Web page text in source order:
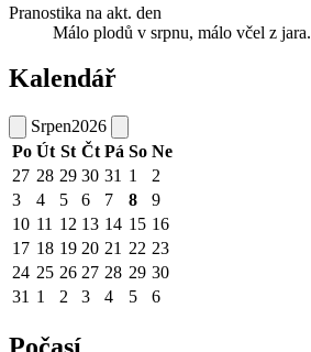
Pranostika na akt. den
Málo plodů v srpnu, málo včel z jara.
Kalendář
Srpen2026
Po Út St Čt Pá So Ne
27 28 29 30 31 1
2
3
4 5 6 7 8
9
10 11 12 13 14 15 16
17 18 19 20 21 22 23
24 25 26 27 28 29 30
31 1 2 3 4 5 6